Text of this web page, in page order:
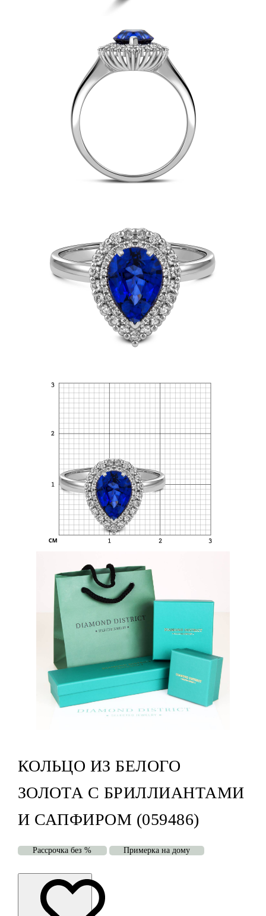
КОЛЬЦО ИЗ БЕЛОГО
ЗОЛОТА С БРИЛЛИАНТАМИ
И САПФИРОМ (059486)
Рассрочка без % Примерка на дому